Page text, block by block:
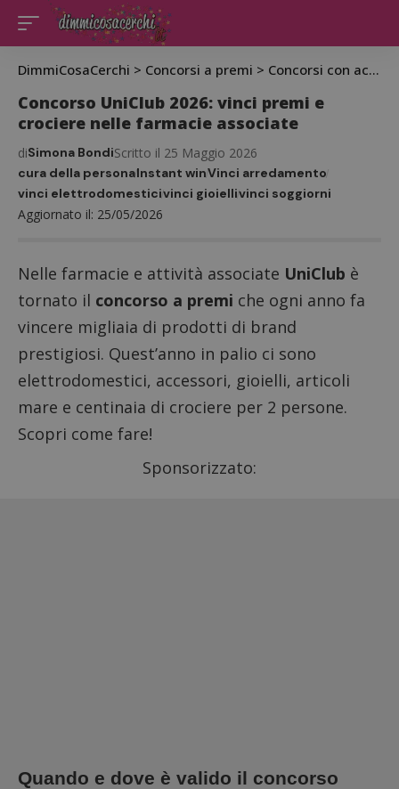
DimmiCosaCerchi > Concorsi a premi > Concorsi con acquisto
Concorso UniClub 2026: vinci premi e
crociere nelle farmacie associate
Aggiornato il: 25/05/2026
diSimona BondiScritto il 25 Maggio 2026
cura della personaInstant winVinci arredamento
vinci elettrodomesticivinci gioiellivinci soggiorni
Nelle farmacie e attività associate UniClub è
tornato il concorso a premi che ogni anno fa
vincere migliaia di prodotti di brand
prestigiosi. Quest’anno in palio ci sono
elettrodomestici, accessori, gioielli, articoli
mare e centinaia di crociere per 2 persone.
Scopri come fare!
Sponsorizzato:
Quando e dove è valido il concorso